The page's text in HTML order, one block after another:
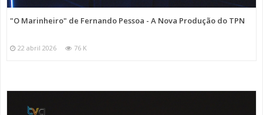
"O Marinheiro" de Fernando Pessoa - A Nova Produção do TPN
22 abril 2026 76 K